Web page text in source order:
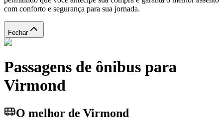
com conforto e segurança para sua jornada.
Fechar
Passagens de ônibus para
Virmond
O melhor de Virmond